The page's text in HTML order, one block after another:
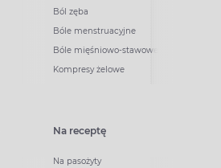
Ból zęba
Bóle menstruacyjne
Bóle mięśniowo-stawowe
Kompresy żelowe
Na receptę
Na pasożyty